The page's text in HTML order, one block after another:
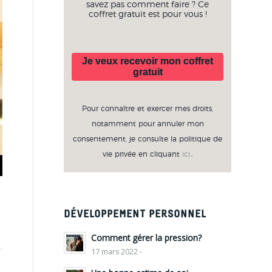
savez pas comment faire ? Ce
coffret gratuit est pour vous !
Je veux recevoir mon coffret
gratuit
Pour connaître et exercer mes droits,
notamment pour annuler mon
consentement, je consulte la politique de
vie privée en cliquant ici.
DÉVELOPPEMENT PERSONNEL
Comment gérer la pression?
17 mars 2022 -